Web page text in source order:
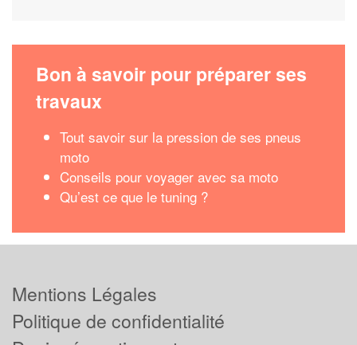
Bon à savoir pour préparer ses
travaux
Tout savoir sur la pression de ses pneus
moto
Conseils pour voyager avec sa moto
Qu’est ce que le tuning ?
Mentions Légales
Politique de confidentialité